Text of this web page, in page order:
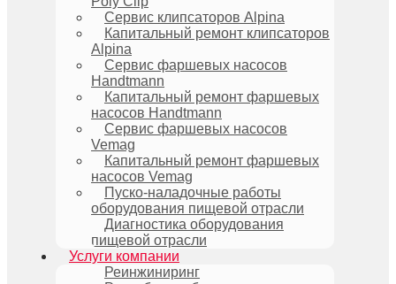
Сервис клипсаторов Alpina
Капитальный ремонт клипсаторов
Alpina
Сервис фаршевых насосов
Handtmann
Капитальный ремонт фаршевых
насосов Handtmann
Сервис фаршевых насосов
Vemag
Капитальный ремонт фаршевых
насосов Vemag
Пуско-наладочные работы
оборудования пищевой отрасли
Диагностика оборудования
пищевой отрасли
Услуги компании
Реинжиниринг